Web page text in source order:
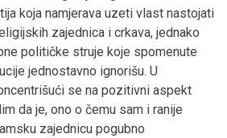
koja namjerava uzeti vlast nastojati
zajednica i crkava, jednako
političke struje koje spomenute
jednostavno ignorišu. U
se na pozitivni aspekt
da je, ono o čemu sam i ranije
zajednicu pogubno